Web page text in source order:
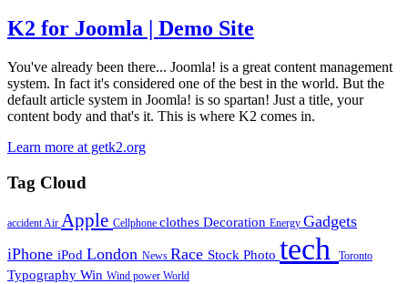
K2 for Joomla | Demo Site
You've already been there... Joomla! is a great content management
system. In fact it's considered one of the best in the world. But the
default article system in Joomla! is so spartan! Just a title, your
content body and that's it. This is where K2 comes in.
Learn more at getk2.org
Tag Cloud
accidentAir Apple Cellphone clothes Decoration Energy Gadgets
iPhone iPod London News Race Stock Photo tech Toronto
Typography Win Wind power World